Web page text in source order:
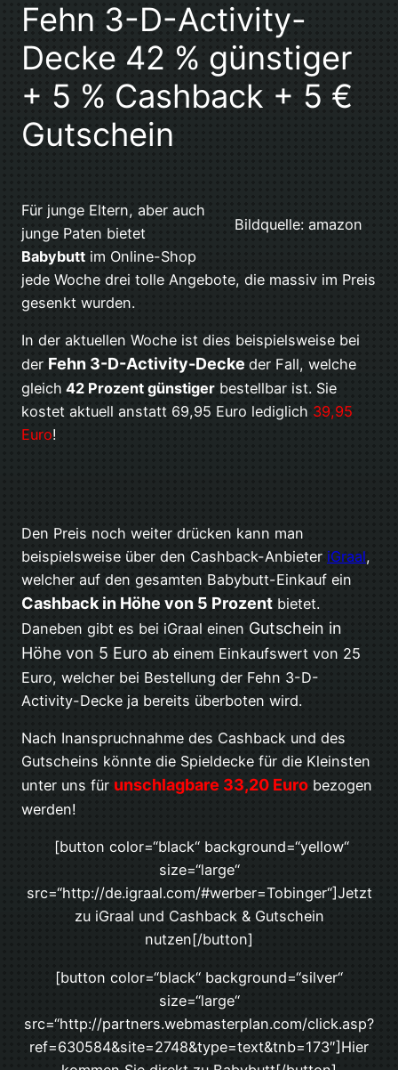
Fehn 3-D-Activity-
Decke 42 % günstiger
+ 5 % Cashback + 5 €
Gutschein
Bildquelle: amazon
Für junge Eltern, aber auch
junge Paten bietet
Babybutt im Online-Shop
jede Woche drei tolle Angebote, die massiv im Preis
gesenkt wurden.
In der aktuellen Woche ist dies beispielsweise bei
der Fehn 3-D-Activity-Decke der Fall, welche
gleich 42 Prozent günstiger bestellbar ist. Sie
kostet aktuell anstatt 69,95 Euro lediglich 39,95
Euro!
Den Preis noch weiter drücken kann man
beispielsweise über den Cashback-Anbieter iGraal,
welcher auf den gesamten Babybutt-Einkauf ein
Cashback in Höhe von 5 Prozent bietet.
Daneben gibt es bei iGraal einen Gutschein in
Höhe von 5 Euro ab einem Einkaufswert von 25
Euro, welcher bei Bestellung der Fehn 3-D-
Activity-Decke ja bereits überboten wird.
Nach Inanspruchnahme des Cashback und des
Gutscheins könnte die Spieldecke für die Kleinsten
unter uns für unschlagbare 33,20 Euro bezogen
werden!
[button color=“black“ background=“yellow“
size=“large“
src=“http://de.igraal.com/#werber=Tobinger“]Jetzt
zu iGraal und Cashback & Gutschein
nutzen[/button]
[button color=“black“ background=“silver“
size=“large“
src=“http://partners.webmasterplan.com/click.asp?
ref=630584&site=2748&type=text&tnb=173″]Hier